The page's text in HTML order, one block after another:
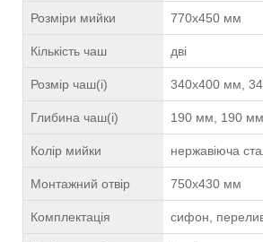
Розміри мийки 770х450 мм
Кількість чаш дві
Розмір чаш(і) 340х400 мм,
Глибина чаш(і) 190 мм, 190 мм
Колір мийки нержавіюча
Монтажний отвір 750х430 мм
Комплектація сифон,